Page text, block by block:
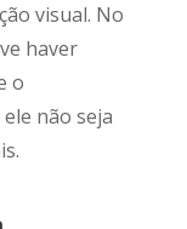
visual. No
haver
o
não seja